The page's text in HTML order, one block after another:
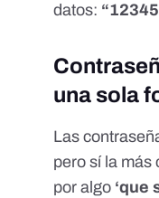
datos:
una sola
Las
pero sí la más
por algo ‘que